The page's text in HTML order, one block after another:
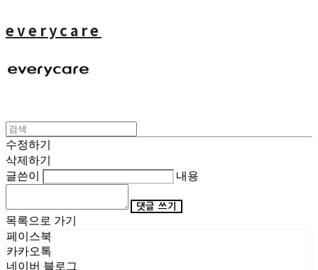
everycare
수정하기
삭제하기
글쓴이
내용
댓글 쓰기
목록으로 가기
페이스북
카카오톡
네이버 블로그